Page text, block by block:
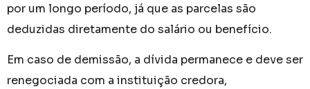
por um longo período, já que as parcelas são
deduzidas diretamente do salário ou benefício.
Em caso de demissão, a dívida permanece e deve ser
renegociada com a instituição credora,